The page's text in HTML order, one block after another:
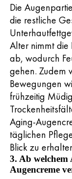
Die
die restliche
Alter nimmt
ab, wodurch
gehen. Zudem
Bewegungen
frühzeitig
Aging-
täglichen
Blick zu
3. Ab
Augencreme